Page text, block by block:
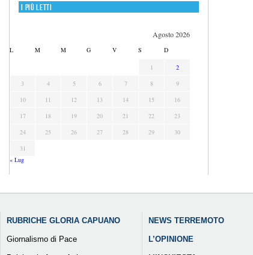
I più letti
Agosto 2026
L M M G V S D
1
2
3
4 5 6 7 8
9
10
11 12 13 14 15
16
17
18 19 20 21 22
23
24
25 26 27 28 29
30
31
« Lug
RUBRICHE GLORIA CAPUANO
Giornalismo di Pace
NEWS TERREMOTO
L’OPINIONE